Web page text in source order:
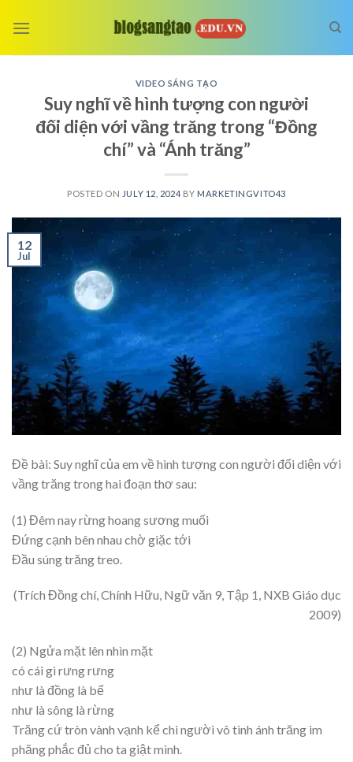
VIDEO SÁNG TẠO
Suy nghĩ về hình tượng con người
đối diện với vầng trăng trong “Đồng
chí” và “Ánh trăng”
POSTED ON JULY 12, 2024 BY MARKETINGVITO43
12
Jul
Đề bài: Suy nghĩ của em về hình tượng con người đối diện với
vầng trăng trong hai đoạn thơ sau:
(1) Đêm nay rừng hoang sương muối
Đứng cạnh bên nhau chờ giặc tới
Đầu súng trăng treo.
(Trích Đồng chí, Chính Hữu, Ngữ văn 9, Tập 1, NXB Giáo dục
2009)
(2) Ngửa mặt lên nhìn mặt
có cái gì rưng rưng
như là đồng là bể
như là sông là rừng
Trăng cứ tròn vành vạnh kể chi người vô tình ánh trăng im
phăng phắc đủ cho ta giật mình.